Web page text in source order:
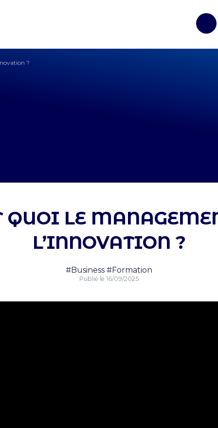
?
QUOI LE
L’INNOVATION ?
#Business #Formation
Publié le 16/09/2025